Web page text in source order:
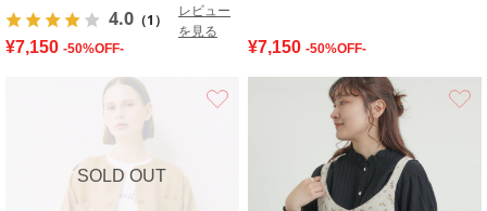
4.0 （1）
レビュー
を見る
¥7,150 -50%OFF- ¥7,150 -50%OFF-
SOLD OUT